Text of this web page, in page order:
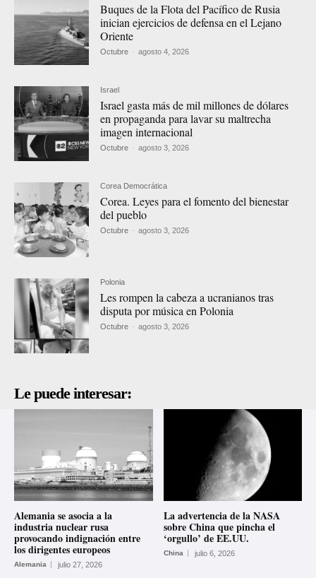
Buques de la Flota del Pacífico de Rusia
inician ejercicios de defensa en el Lejano
Oriente
Octubre - agosto 4, 2026
Israel
Israel gasta más de mil millones de dólares
en propaganda para lavar su maltrecha
imagen internacional
Octubre - agosto 3, 2026
Corea Democrática
Corea. Leyes para el fomento del bienestar
del pueblo
Octubre - agosto 3, 2026
Polonia
Les rompen la cabeza a ucranianos tras
disputa por música en Polonia
Octubre - agosto 3, 2026
Le puede interesar:
Alemania se asocia a la
industria nuclear rusa
provocando indignación entre
los dirigentes europeos
Alemania julio 27, 2026
La advertencia de la NASA
sobre China que pincha el
‘orgullo’ de EE.UU.
China julio 6, 2026